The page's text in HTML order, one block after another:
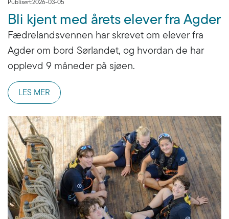
Publisert:2026-03-05
Bli kjent med årets elever fra Agder
Fædrelandsvennen har skrevet om elever fra
Agder om bord Sørlandet, og hvordan de har
opplevd 9 måneder på sjøen.
LES MER